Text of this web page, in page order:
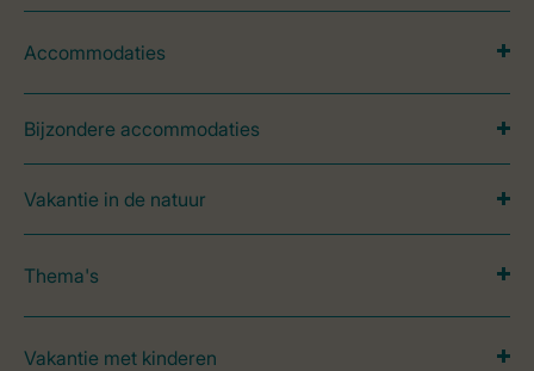
Accommodaties
Bijzondere accommodaties
Vakantie in de natuur
Thema's
Vakantie met kinderen